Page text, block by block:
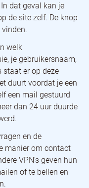
dat geval kan je
de site zelf. De knop
welk
je gebruikersnaam,
staat er op deze
duurt voordat je een
een mail gestuurd
dan 24 uur duurde
en de
manier om contact
VPN’s geven hun
of te bellen en